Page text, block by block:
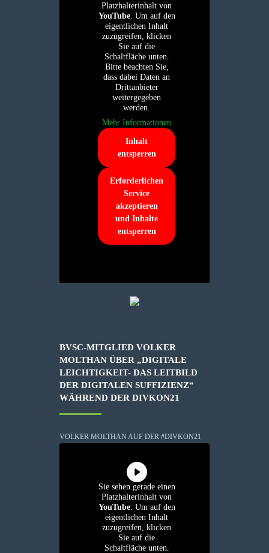
Platzhalterinhalt von
YouTube. Um auf den
eigentlichen Inhalt
zuzugreifen, klicken
Sie auf die
Schaltfläche unten.
Bitte beachten Sie,
dass dabei Daten an
Drittanbieter
weitergegeben
werden.
Mehr Informationen
Inhalt
entsperren
Erforderlichen
Service
akzeptieren
und Inhalte
entsperren
BVSC-MITGLIED VOLKER
MOLTHAN ÜBER „DIGITALE
LEICHTIGKEIT- DAS LEITBILD
DER DIGITALEN SUFFIZIENZ“
WÄHREND DER DIVKON21
VOLKER MOLTHAN AUF DER #DIVKON21
Sie sehen gerade einen
Platzhalterinhalt von
YouTube. Um auf den
eigentlichen Inhalt
zuzugreifen, klicken
Sie auf die
Schaltfläche unten.